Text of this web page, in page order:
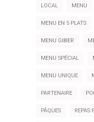
LOCAL MENU
MENU EN 5 PLATS
MENU GIBIER
MENU SPÉCIAL
MENU UNIQUE
PARTENAIRE
PÂQUES REPAS